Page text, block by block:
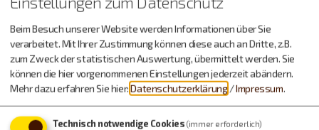
Beim Besuch unserer Website werden Informationen über Sie
verarbeitet. Mit Ihrer Zustimmung können diese auch an Dritte, z.B.
zum Zweck der statistischen Auswertung, übermittelt werden. Sie
können die hier vorgenommenen Einstellungen jederzeit abändern.
Mehr dazu erfahren Sie hier:Datenschutzerklärung /Impressum.
Technisch notwendige Cookies (immer erforderlich)